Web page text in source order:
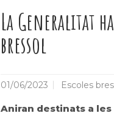
La Generalitat
bressol
01/06/2023 Escoles
Aniran destinats a les